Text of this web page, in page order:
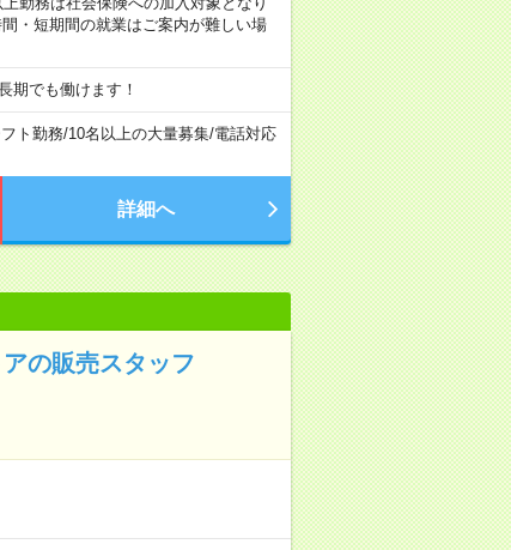
・短期間の就業はご案内が難しい場
でも働けます！
ト勤務/10名以上の大量募集/電話対応
詳細へ
の販売スタッフ